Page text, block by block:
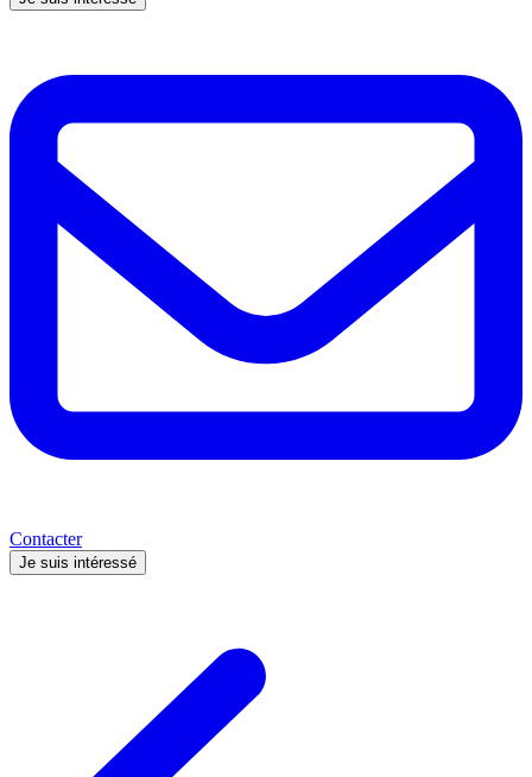
Contacter
Je suis intéressé